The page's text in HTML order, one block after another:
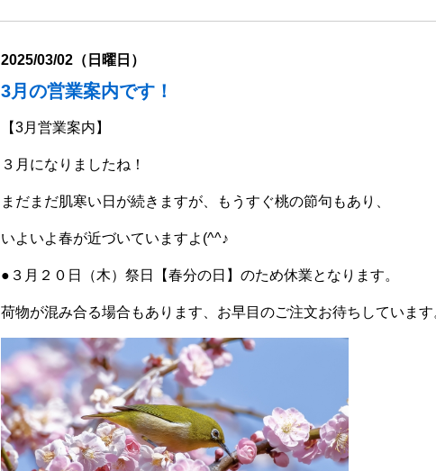
2025/03/02（日曜日）
3月の営業案内です！
【3月営業案内】
３月になりましたね！
まだまだ肌寒い日が続きますが、もうすぐ桃の節句もあり、
いよいよ春が近づいていますよ(^^♪
●３月２０日（木）祭日【春分の日】のため休業となります。
荷物が混み合る場合もあります、お早目のご注文お待ちしています